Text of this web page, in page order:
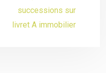
successions sur
livret A immobilier